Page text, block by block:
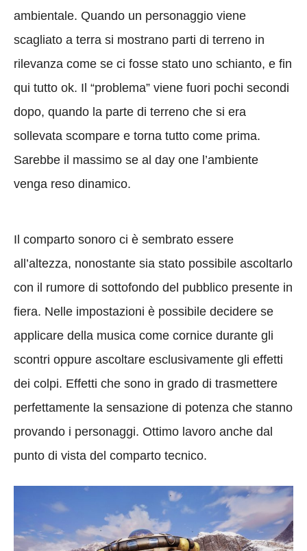
ambientale. Quando un personaggio viene
scagliato a terra si mostrano parti di terreno in
rilevanza come se ci fosse stato uno schianto, e fin
qui tutto ok. Il “problema” viene fuori pochi secondi
dopo, quando la parte di terreno che si era
sollevata scompare e torna tutto come prima.
Sarebbe il massimo se al day one l’ambiente
venga reso dinamico.
Il comparto sonoro ci è sembrato essere
all’altezza, nonostante sia stato possibile ascoltarlo
con il rumore di sottofondo del pubblico presente in
fiera. Nelle impostazioni è possibile decidere se
applicare della musica come cornice durante gli
scontri oppure ascoltare esclusivamente gli effetti
dei colpi. Effetti che sono in grado di trasmettere
perfettamente la sensazione di potenza che stanno
provando i personaggi. Ottimo lavoro anche dal
punto di vista del comparto tecnico.